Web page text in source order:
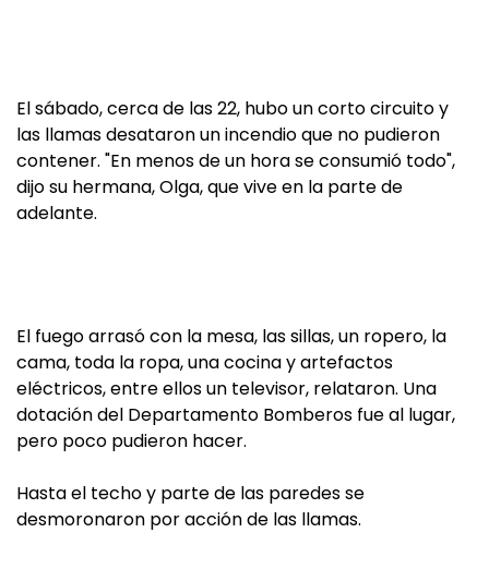
El sábado, cerca de las 22, hubo un corto circuito y
las llamas desataron un incendio que no pudieron
contener. "En menos de un hora se consumió todo",
dijo su hermana, Olga, que vive en la parte de
adelante.
El fuego arrasó con la mesa, las sillas, un ropero, la
cama, toda la ropa, una cocina y artefactos
eléctricos, entre ellos un televisor, relataron. Una
dotación del Departamento Bomberos fue al lugar,
pero poco pudieron hacer.
Hasta el techo y parte de las paredes se
desmoronaron por acción de las llamas.